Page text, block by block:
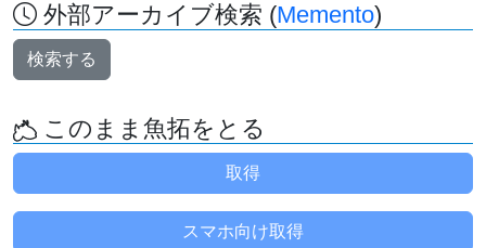
外部アーカイブ検索 (Memento)
検索する
このまま魚拓をとる